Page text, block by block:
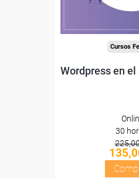
Cursos
Wordpress en
30